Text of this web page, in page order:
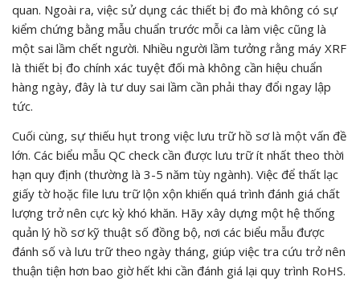
quan. Ngoài ra, việc sử dụng các thiết bị đo mà không có sự
kiểm chứng bằng mẫu chuẩn trước mỗi ca làm việc cũng là
một sai lầm chết người. Nhiều người lầm tưởng rằng máy XRF
là thiết bị đo chính xác tuyệt đối mà không cần hiệu chuẩn
hàng ngày, đây là tư duy sai lầm cần phải thay đổi ngay lập
tức.
Cuối cùng, sự thiếu hụt trong việc lưu trữ hồ sơ là một vấn đề
lớn. Các biểu mẫu QC check cần được lưu trữ ít nhất theo thời
hạn quy định (thường là 3-5 năm tùy ngành). Việc để thất lạc
giấy tờ hoặc file lưu trữ lộn xộn khiến quá trình đánh giá chất
lượng trở nên cực kỳ khó khăn. Hãy xây dựng một hệ thống
quản lý hồ sơ kỹ thuật số đồng bộ, nơi các biểu mẫu được
đánh số và lưu trữ theo ngày tháng, giúp việc tra cứu trở nên
thuận tiện hơn bao giờ hết khi cần đánh giá lại quy trình RoHS.